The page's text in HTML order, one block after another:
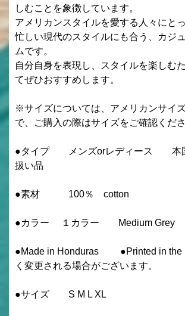
しむことを象徴しています。
アメリカンスタイルを愛する人々にとっ
忙しい現代のスタイルにも合う、カジ
ムです。
自分自身を表現し、スタイルを楽しむ
てぜひおすすめします。
※サイズについては、アメリカンサイ
で、ご購入の際はサイズをご確認くださ
●タイプ メンズorレディース 本
扱い品
●素材 100％ cotton
●カラー １カラー Medium Grey
●Made in Honduras ●Printed in the
く変更される場合がございます。
●サイズ S M L XL